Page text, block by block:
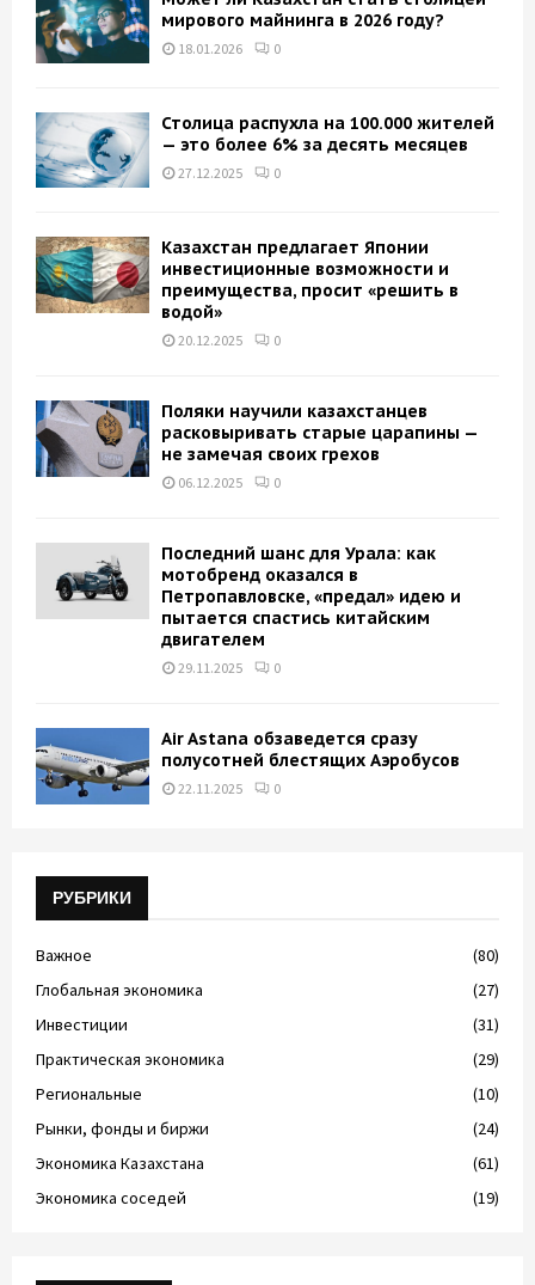
мирового майнинга в 2026 году?
18.01.2026 0
Столица распухла на 100.000 жителей
— это более 6% за десять месяцев
27.12.2025 0
Казахстан предлагает Японии
инвестиционные возможности и
преимущества, просит «решить в
водой»
20.12.2025 0
Поляки научили казахстанцев
расковыривать старые царапины —
не замечая своих грехов
06.12.2025 0
Последний шанс для Урала: как
мотобренд оказался в
Петропавловске, «предал» идею и
пытается спастись китайским
двигателем
29.11.2025 0
Air Astana обзаведется сразу
полусотней блестящих Аэробусов
22.11.2025 0
РУБРИКИ
Важное
(80)
Глобальная экономика
(27)
Инвестиции
(31)
Практическая экономика
(29)
Региональные
(10)
Рынки, фонды и биржи
(24)
Экономика Казахстана
(61)
Экономика соседей
(19)